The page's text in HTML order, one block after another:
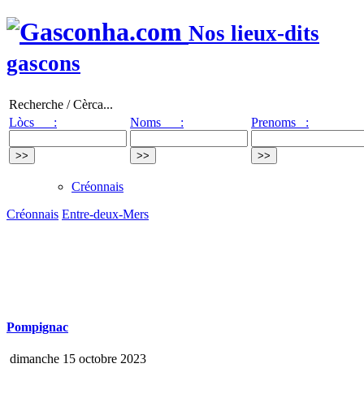
Nos lieux-dits
gascons
Recherche / Cèrca...
Lòcs :
Noms : Prenoms :
Créonnais
Créonnais Entre-deux-Mers
Pompignac
dimanche 15 octobre 2023